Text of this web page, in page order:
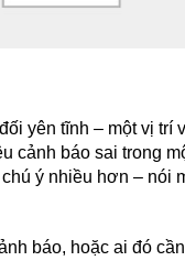
yên tĩnh – một vị trí
cảnh báo sai trong
ý nhiều hơn – nói
báo, hoặc ai đó